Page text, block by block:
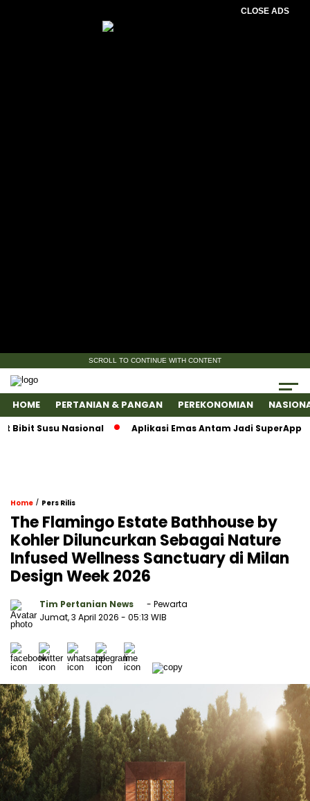
CLOSE ADS
SCROLL TO CONTINUE WITH CONTENT
HOME PERTANIAN & PANGAN PEREKONOMIAN
Susu Nasional Aplikasi Emas Antam Jadi SuperApps,
Home / Pers Rilis
The Flamingo Estate Bathhouse by
Kohler Diluncurkan Sebagai Nature
Infused Wellness Sanctuary di Milan
Design Week 2026
Tim Pertanian News
- Pewarta
Jumat, 3 April 2026 - 05:13 WIB